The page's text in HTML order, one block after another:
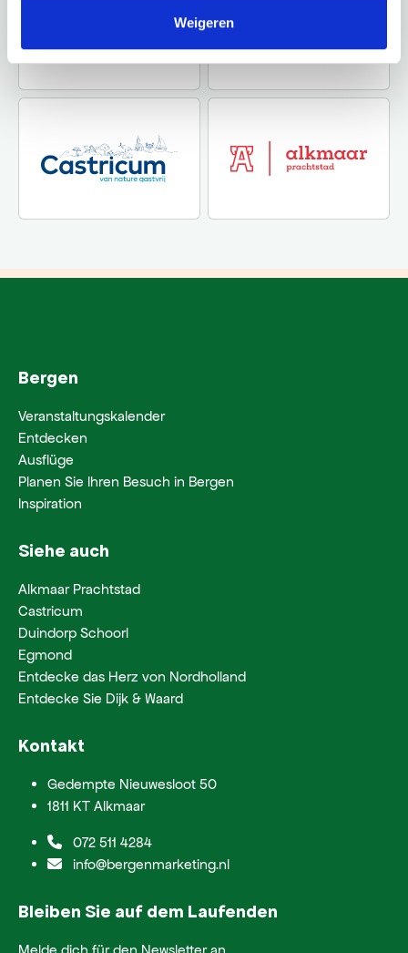
Weigeren
Bergen
Veranstaltungskalender
Entdecken
Ausflüge
Planen Sie Ihren Besuch in Bergen
Inspiration
Siehe auch
Alkmaar Prachtstad
Castricum
Duindorp Schoorl
Egmond
Entdecke das Herz von Nordholland
Entdecke Sie Dijk & Waard
Kontakt
Gedempte Nieuwesloot 50
1811 KT Alkmaar
072 511 4284
info@bergenmarketing.nl
Bleiben Sie auf dem Laufenden